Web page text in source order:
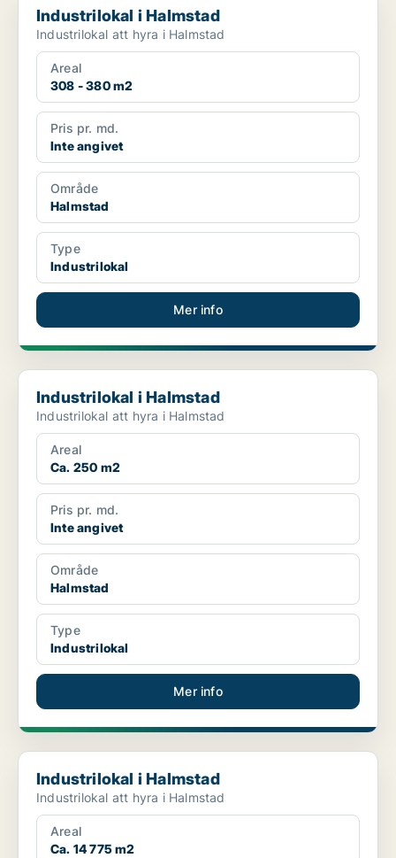
Industrilokal i Halmstad
Industrilokal att hyra i Halmstad
Areal
308 - 380 m2
Pris pr. md.
Inte angivet
Område
Halmstad
Type
Industrilokal
Mer info
Industrilokal i Halmstad
Industrilokal i Halmstad
Industrilokal att hyra i Halmstad
Areal
Ca. 250 m2
Pris pr. md.
Inte angivet
Område
Halmstad
Type
Industrilokal
Mer info
Industrilokal i Halmstad
Industrilokal i Halmstad
Industrilokal att hyra i Halmstad
Areal
Ca. 14 775 m2